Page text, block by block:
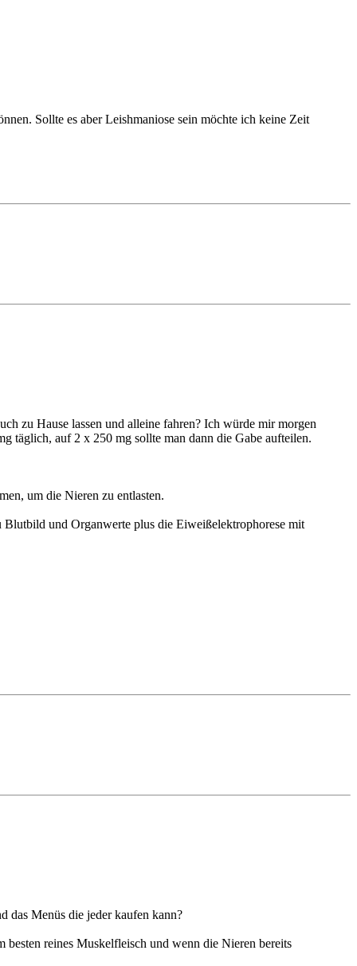
Sollte es aber Leishmaniose sein möchte ich keine Zeit
zu Hause lassen und alleine fahren? Ich würde mir morgen
täglich, auf 2 x 250 mg sollte man dann die Gabe aufteilen.
um die Nieren zu entlasten.
und Organwerte plus die Eiweißelektrophorese mit
das Menüs die jeder kaufen kann?
reines Muskelfleisch und wenn die Nieren bereits